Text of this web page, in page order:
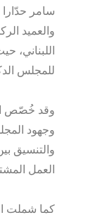
سامر
والعميد
اللبناني،
للمجلس
وقد خُصّص
وجهود
والتنسيق
العمل
كما شملت